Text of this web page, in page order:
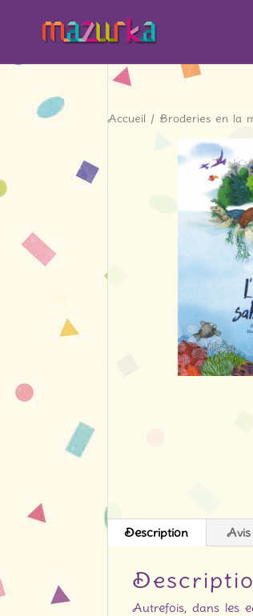
Accueil /Broderies en la
Description
Autrefois, dans les